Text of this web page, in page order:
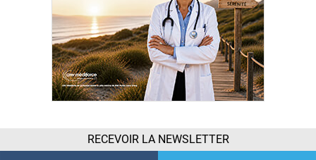
RECEVOIR LA NEWSLETTER